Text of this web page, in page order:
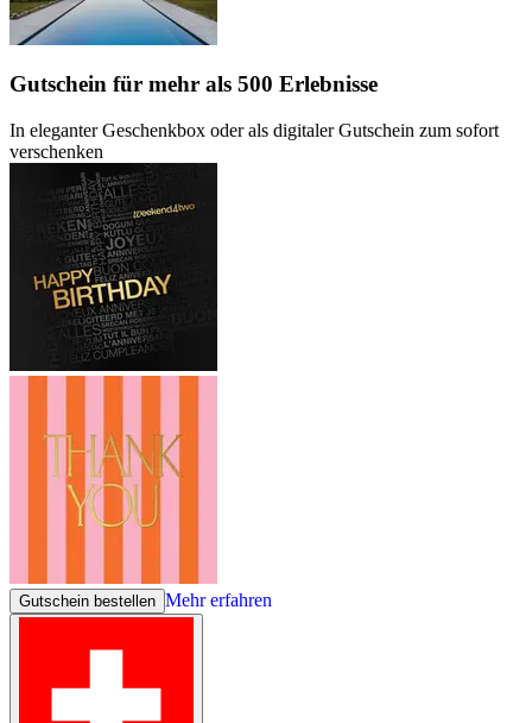
Gutschein für mehr als 500 Erlebnisse
In eleganter Geschenkbox oder als digitaler Gutschein zum sofort
verschenken
Gutschein bestellen Mehr erfahren